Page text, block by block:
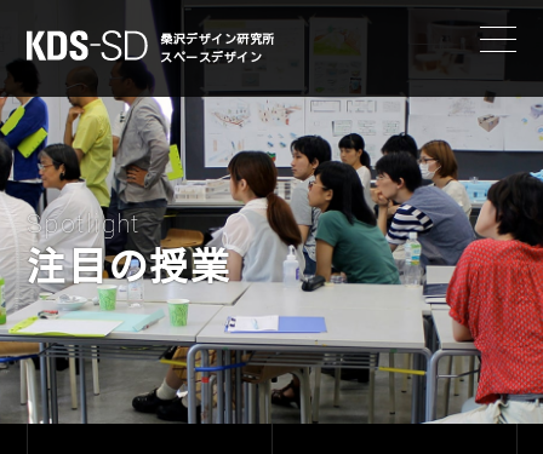
KDS-SD
桑沢デザイン研究所
スペースデザイン
Spotlight
注目の授業